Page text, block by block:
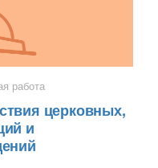
работа
церковных,
и